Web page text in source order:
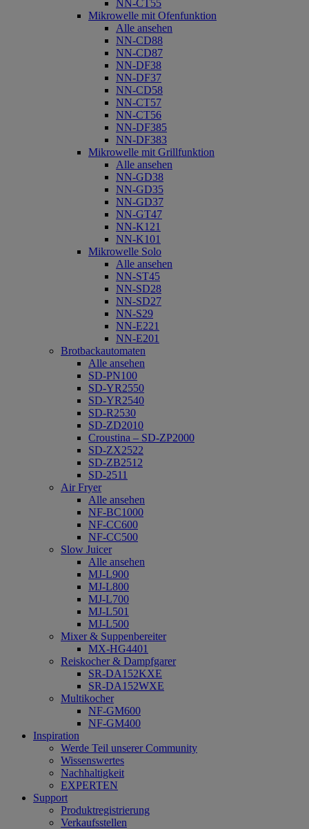
NN-CT55
Mikrowelle mit Ofenfunktion
Alle ansehen
NN-CD88
NN-CD87
NN-DF38
NN-DF37
NN-CD58
NN-CT57
NN-CT56
NN-DF385
NN-DF383
Mikrowelle mit Grillfunktion
Alle ansehen
NN-GD38
NN-GD35
NN-GD37
NN-GT47
NN-K121
NN-K101
Mikrowelle Solo
Alle ansehen
NN-ST45
NN-SD28
NN-SD27
NN-S29
NN-E221
NN-E201
Brotbackautomaten
Alle ansehen
SD-PN100
SD-YR2550
SD-YR2540
SD-R2530
SD-ZD2010
Croustina – SD-ZP2000
SD-ZX2522
SD-ZB2512
SD-2511
Air Fryer
Alle ansehen
NF-BC1000
NF-CC600
NF-CC500
Slow Juicer
Alle ansehen
MJ-L900
MJ-L800
MJ-L700
MJ-L501
MJ-L500
Mixer & Suppenbereiter
MX-HG4401
Reiskocher & Dampfgarer
SR-DA152KXE
SR-DA152WXE
Multikocher
NF-GM600
NF-GM400
Inspiration
Werde Teil unserer Community
Wissenswertes
Nachhaltigkeit
EXPERTEN
Support
Produktregistrierung
Verkaufsstellen